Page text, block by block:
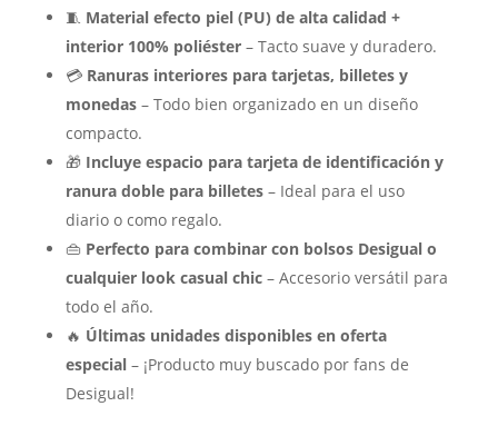
🧵 Material efecto piel (PU) de alta calidad +
interior 100% poliéster– Tacto suave y duradero.
💳 Ranuras interiores para tarjetas, billetes y
monedas– Todo bien organizado en un diseño
compacto.
🎁 Incluye espacio para tarjeta de identificación y
ranura doble para billetes– Ideal para el uso
diario o como regalo.
👜 Perfecto para combinar con bolsos Desigual o
cualquier look casual chic– Accesorio versátil para
todo el año.
🔥 Últimas unidades disponibles en oferta
especial– ¡Producto muy buscado por fans de
Desigual!